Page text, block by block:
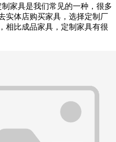
家具是我们常见的一种，很多
实体店购买家具，选择定制厂
相比成品家具，定制家具有很